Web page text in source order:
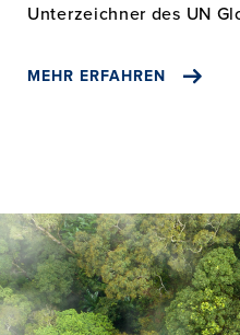
Unterzeichner des UN
MEHR ERFAHREN